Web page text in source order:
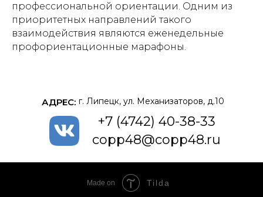
профессиональной ориентации. Одним из
приоритетных направлений такого
взаимодействия являются еженедельные
профориентационные марафоны.
+7 (4742) 40-38-33
copp48@copp48.ru
г. Липецк, ул. Механизаторов, д.10
АДРЕС:
Made on Tilda